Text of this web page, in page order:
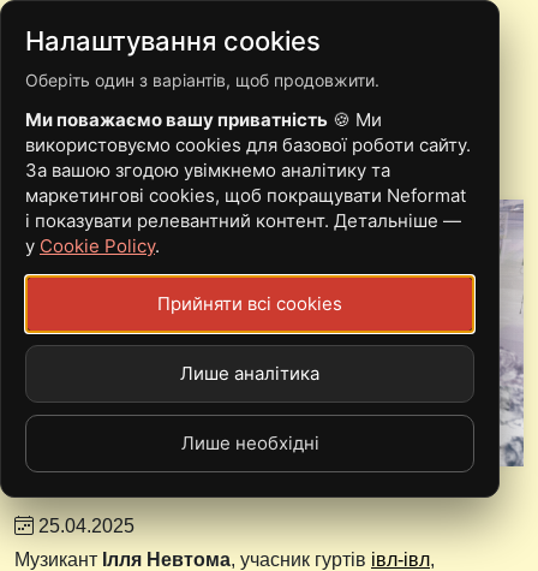
НОВИНИ
25.04.2025
Музикант Ілля Невтома, учасник гуртів івл-івл,
Налаштування cookies
Оберіть один з варіантів, щоб продовжити.
Ми поважаємо вашу приватність 🍪 Ми
використовуємо cookies для базової роботи сайту.
За вашою згодою увімкнемо аналітику та
маркетингові cookies, щоб покращувати Neformat
і показувати релевантний контент. Детальніше —
у Cookie Policy.
Прийняти всі cookies
Лише аналітика
Лише необхідні